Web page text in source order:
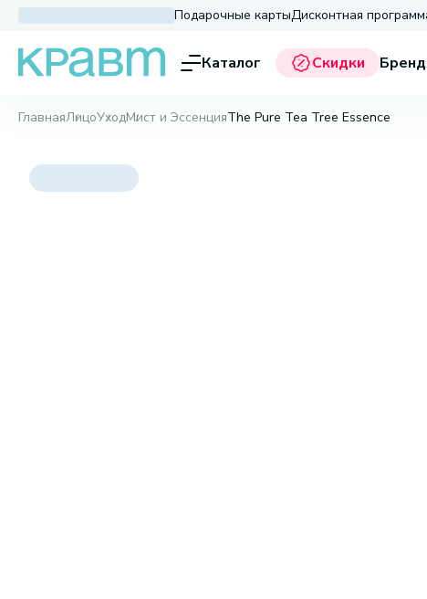
Подарочные картыДисконтная
Каталог Скидки
ГлавнаяЛицоУходМист и ЭссенцияThe Pure Tea Tree Essence